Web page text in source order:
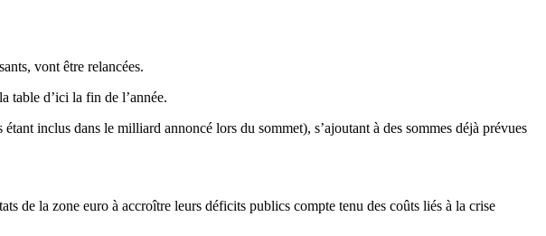
vont être relancées.
table d’ici la fin de l’année.
inclus dans le milliard annoncé lors du sommet), s’ajoutant à des sommes déjà prévues
de la zone euro à accroître leurs déficits publics compte tenu des coûts liés à la crise